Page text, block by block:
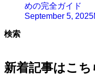
めの完全ガイド
September 5, 2025
検索
新着記事はこち